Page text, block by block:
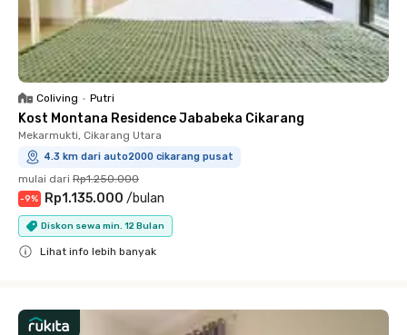
Coliving • Putri
Kost Montana Residence Jababeka Cikarang
Mekarmukti, Cikarang Utara
4.3 km dari auto2000 cikarang pusat
mulai dari Rp1.250.000
-9% Rp1.135.000 /bulan
Diskon sewa min. 12 Bulan
Lihat info lebih banyak